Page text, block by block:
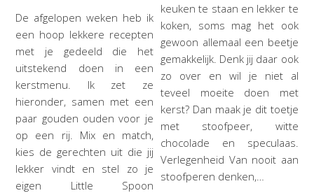
De afgelopen weken heb ik
een hoop lekkere recepten
met je gedeeld die het
uitstekend doen in een
kerstmenu. Ik zet ze
hieronder, samen met een
paar gouden ouden voor je
op een rij. Mix en match,
kies de gerechten uit die jij
lekker vindt en stel zo je
eigen Little Spoon
keuken te staan en lekker te
koken, soms mag het ook
gewoon allemaal een beetje
gemakkelijk. Denk jij daar ook
zo over en wil je niet al
teveel moeite doen met
kerst? Dan maak je dit toetje
met stoofpeer, witte
chocolade en speculaas.
Verlegenheid Van nooit aan
stoofperen denken,…